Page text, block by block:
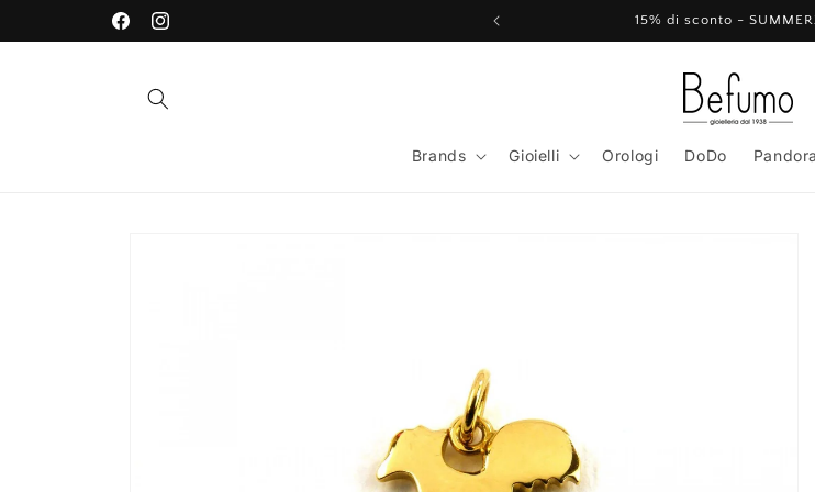
direttamente
ai contenuti
FacebookInstagram
15% di sconto -
Brands Gioielli Orologi DoDo Pandora